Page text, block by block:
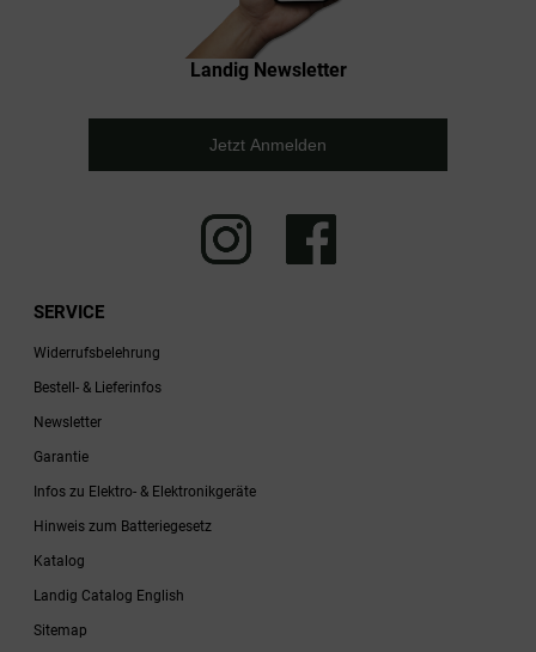
Landig Newsletter
Jetzt Anmelden
SERVICE
Widerrufsbelehrung
Bestell- & Lieferinfos
Newsletter
Garantie
Infos zu Elektro- & Elektronikgeräte
Hinweis zum Batteriegesetz
Katalog
Landig Catalog English
Sitemap